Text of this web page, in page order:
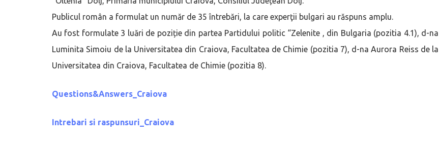
Publicul român a formulat un număr de 35 întrebări, la care experţii bulgari au răspuns amplu.
Au fost formulate 3 luări de poziție din partea Partidului politic “Zelenite , din Bulgaria (pozitia 4.1), d-na
Luminita Simoiu de la Universitatea din Craiova, Facultatea de Chimie (pozitia 7), d-na Aurora Reiss de la
Universitatea din Craiova, Facultatea de Chimie (pozitia 8).
Questions&Answers_Craiova
Intrebari si raspunsuri_Craiova